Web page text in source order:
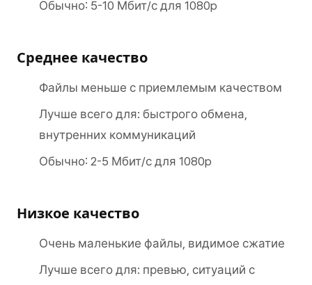
Обычно: 5-10 Мбит/с для 1080p
Среднее качество
Файлы меньше с приемлемым качеством
Лучше всего для: быстрого обмена,
внутренних коммуникаций
Обычно: 2-5 Мбит/с для 1080p
Низкое качество
Очень маленькие файлы, видимое сжатие
Лучше всего для: превью, ситуаций с